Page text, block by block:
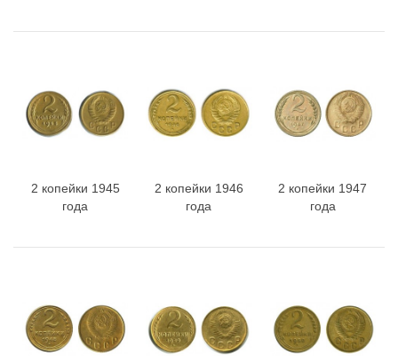
2 копейки 1945
года
2 копейки 1946
года
2 копейки 1947
года